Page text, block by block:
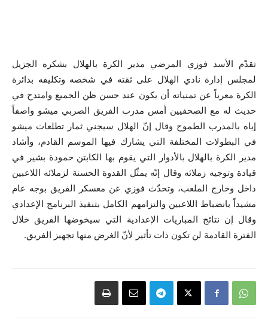
تقدّم الأسد فوزي المرضي مدير الكرة بالهلال بشكره الجزيل
لمجلس إدارة نادي الهلال على ثقته في شخصه وتكليفه بدائرة
الكرة معرباً عن تمنياته أن يكون عند حسن ظن الجميع وامتدح في
حديث له مع الصحفيين أمس مدرب الفريق الصربي ميشو واصفاً
إياه بالمدرب الطموح وقال إنّ الهلال سيجني ثمار تطلعات ميشو
في البطولات المختلفة التي يشارك فيها الموسم القادم، وأشاد
مدير الكرة بالهلال بالأدوار التي يقوم بها الكابتن حمودة بشير في
قيادة وتوجيه زملائه وقال إنّه يمثّل القدوة الحسنة لزملائه اللاعبين
داخل وخارج الملعب، وتحدّث فوزي عن معسكر الفريق بوجه عام
مشيداً بانضباط اللاعبين والتزامهم الكامل بتنفيذ البرنامج الإعدادي
وقال إن نتائج المباريات الإعدادية التي سيخوضها الفريق خلال
الفترة القادمة لن تكون ذات تأثير لأنّ الغرض منها تجهيز الفريق.